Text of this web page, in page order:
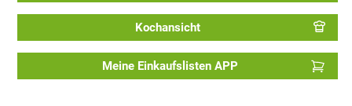
Kochansicht
Meine Einkaufslisten APP